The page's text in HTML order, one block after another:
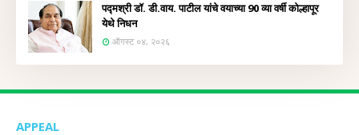
पद्मश्री डॉ. डी.वाय. पाटील यांचे वयाच्या 90 व्या वर्षी कोल्हापूर
येथे निधन
ऑगस्ट ०४, २०२६
APPEAL